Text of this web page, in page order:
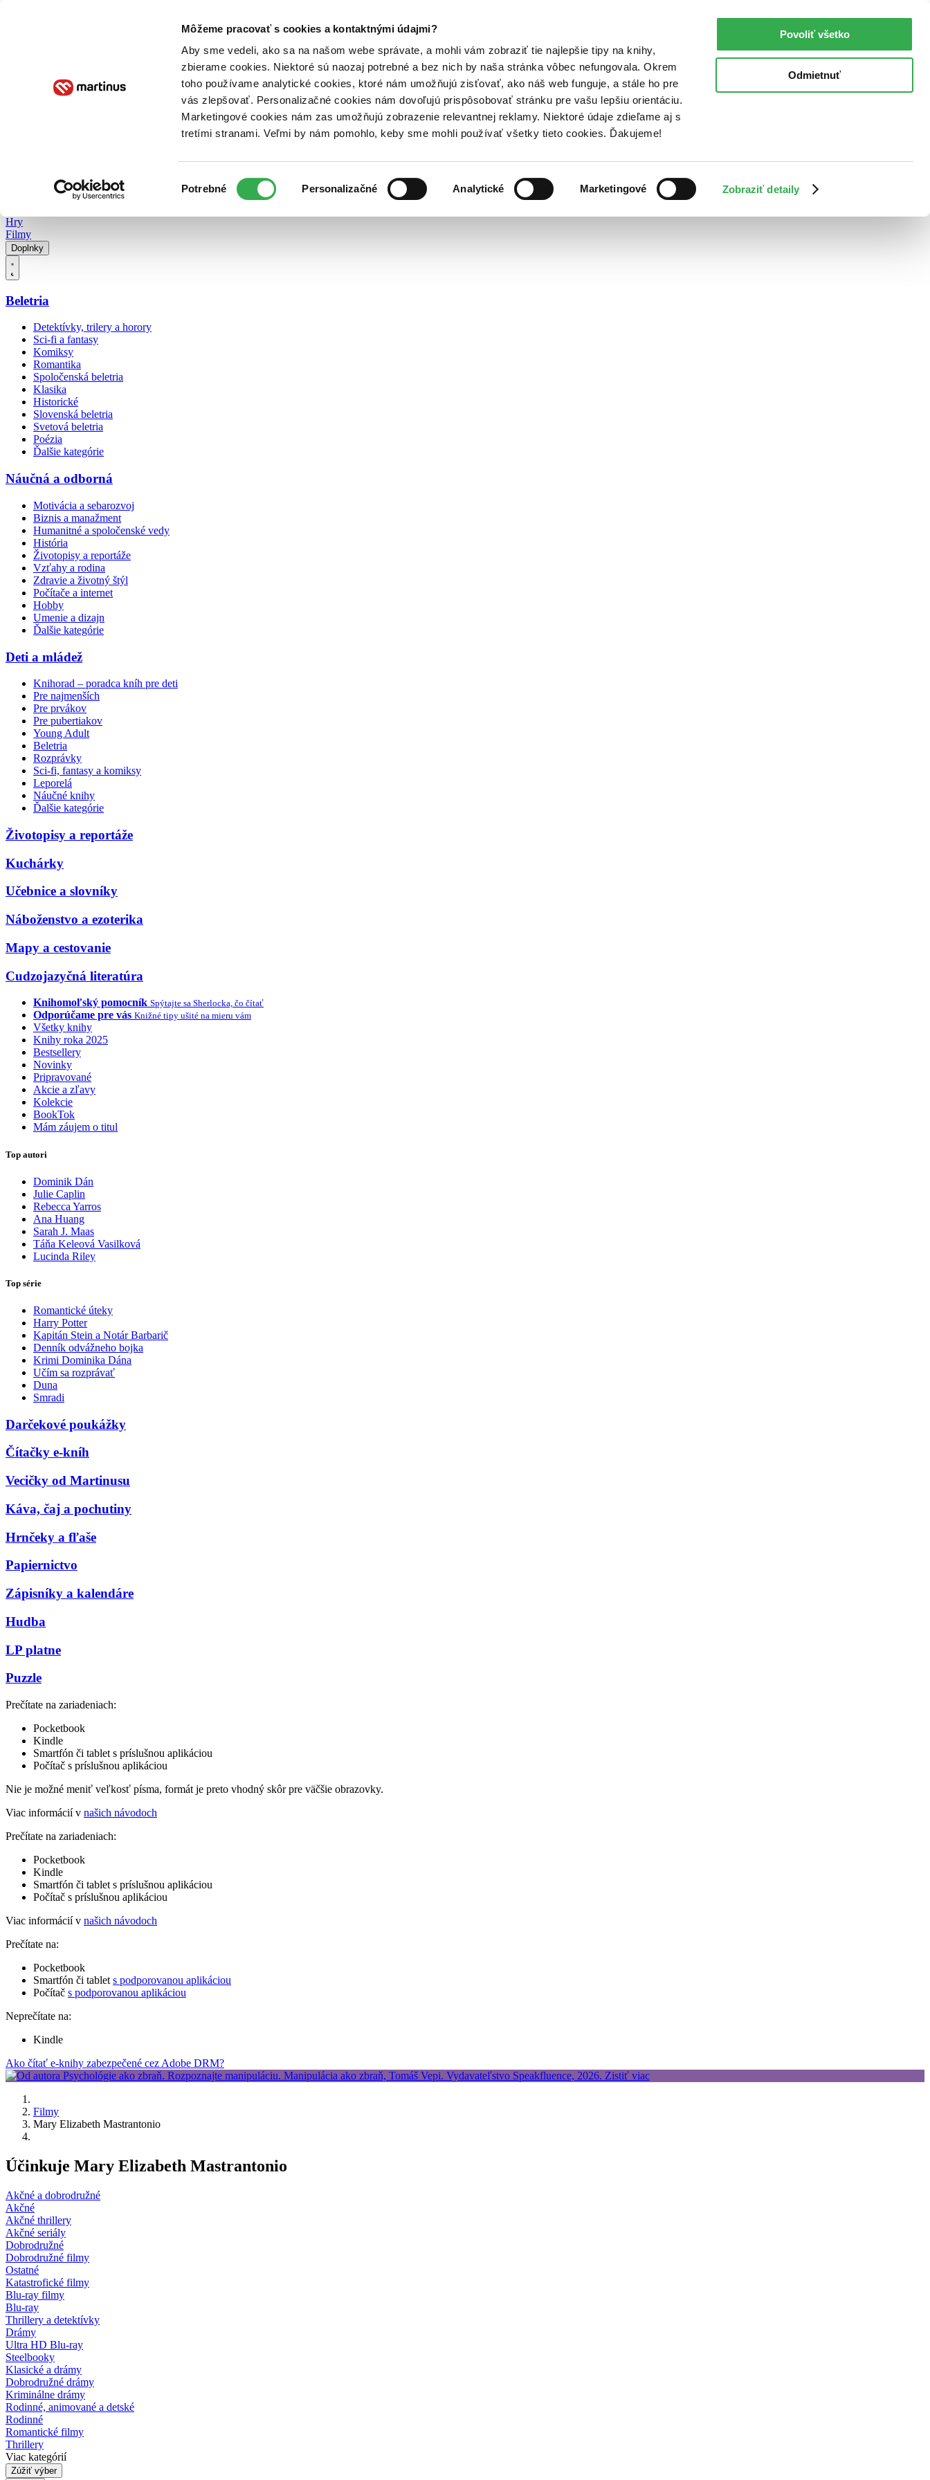
Môžeme pracovať s cookies a kontaktnými údajmi?
Aby sme vedeli, ako sa na našom webe správate, a mohli vám zobraziť tie najlepšie tipy na knihy,
zbierame cookies. Niektoré sú naozaj potrebné a bez nich by naša stránka vôbec nefungovala. Okrem
toho používame analytické cookies, ktoré nám umožňujú zisťovať, ako náš web funguje, a stále ho pre
vás zlepšovať. Personalizačné cookies nám dovoľujú prispôsobovať stránku pre vašu lepšiu orientáciu.
Marketingové cookies nám zas umožňujú zobrazenie relevantnej reklamy. Niektoré údaje zdieľame aj s
tretími stranami. Veľmi by nám pomohlo, keby sme mohli používať všetky tieto cookies. Ďakujeme!
súhlasu
Potrebné Personalizačné Analytické Marketingové Zobraziť detaily
Povoliť všetko
Odmietnuť
Poukážky Kontakt
Hry
Filmy
Doplnky
Beletria
Detektívky, trilery a horory
Sci-fi a fantasy
Komiksy
Romantika
Spoločenská beletria
Klasika
Historické
Slovenská beletria
Svetová beletria
Poézia
Ďalšie kategórie
Náučná a odborná
Motivácia a sebarozvoj
Biznis a manažment
Humanitné a spoločenské vedy
História
Životopisy a reportáže
Vzťahy a rodina
Zdravie a životný štýl
Počítače a internet
Hobby
Umenie a dizajn
Ďalšie kategórie
Deti a mládež
Knihorad – poradca kníh pre deti
Pre najmenších
Pre prvákov
Pre pubertiakov
Young Adult
Beletria
Rozprávky
Sci-fi, fantasy a komiksy
Leporelá
Náučné knihy
Ďalšie kategórie
Životopisy a reportáže
Kuchárky
Učebnice a slovníky
Náboženstvo a ezoterika
Mapy a cestovanie
Cudzojazyčná literatúra
Knihomoľský pomocník Spýtajte sa Sherlocka, čo čítať
Odporúčame pre vás Knižné tipy ušité na mieru vám
Všetky knihy
Knihy roka 2025
Bestsellery
Novinky
Pripravované
Akcie a zľavy
Kolekcie
BookTok
Mám záujem o titul
Top autori
Dominik Dán
Julie Caplin
Rebecca Yarros
Ana Huang
Sarah J. Maas
Táňa Keleová Vasilková
Lucinda Riley
Top série
Romantické úteky
Harry Potter
Kapitán Stein a Notár Barbarič
Denník odvážneho bojka
Krimi Dominika Dána
Učím sa rozprávať
Duna
Smradi
Darčekové poukážky
Čítačky e-kníh
Vecičky od Martinusu
Káva, čaj a pochutiny
Hrnčeky a fľaše
Papiernictvo
Zápisníky a kalendáre
Hudba
LP platne
Puzzle
Prečítate na zariadeniach:
Pocketbook
Kindle
Smartfón či tablet s príslušnou aplikáciou
Počítač s príslušnou aplikáciou
Nie je možné meniť veľkosť písma, formát je preto vhodný skôr pre väčšie obrazovky.
Viac informácií v našich návodoch
Prečítate na zariadeniach:
Pocketbook
Kindle
Smartfón či tablet s príslušnou aplikáciou
Počítač s príslušnou aplikáciou
Viac informácií v našich návodoch
Prečítate na:
Pocketbook
Smartfón či tablet s podporovanou aplikáciou
Počítač s podporovanou aplikáciou
Neprečítate na:
Kindle
Ako čítať e-knihy zabezpečené cez Adobe DRM?
Filmy
Mary Elizabeth Mastrantonio
Účinkuje Mary Elizabeth Mastrantonio
Akčné a dobrodružné
Akčné
Akčné thrillery
Akčné seriály
Dobrodružné
Dobrodružné filmy
Ostatné
Katastrofické filmy
Blu-ray filmy
Blu-ray
Thrillery a detektívky
Drámy
Ultra HD Blu-ray
Steelbooky
Klasické a drámy
Dobrodružné drámy
Kriminálne drámy
Rodinné, animované a detské
Rodinné
Romantické filmy
Thrillery
Viac kategórií
Zúžiť výber